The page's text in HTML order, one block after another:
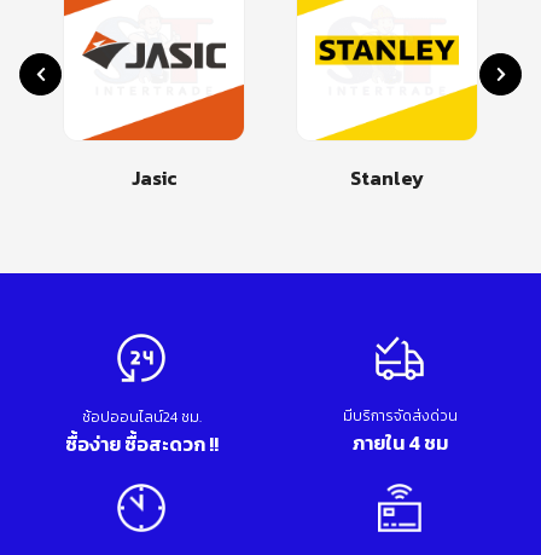
Jasic Stanley
ช้อปออนไลน์24 ชม.
ซื้อง่าย ซื้อสะดวก !!
มีบริการจัดส่งด่วน
ภายใน 4 ชม